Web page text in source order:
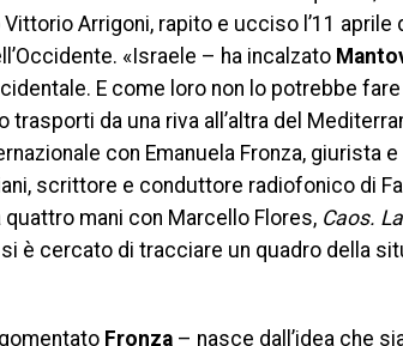
Arrigoni, rapito e ucciso l’11 aprile
«Israele – ha incalzato
E come loro non lo potrebbe
trasporti da una riva all’altra del
con Emanuela Fronza, giurista
scrittore e conduttore radiofonico di
mani con Marcello Flores, Caos.
è cercato di tracciare un quadro della
Fronza – nasce dall’idea che